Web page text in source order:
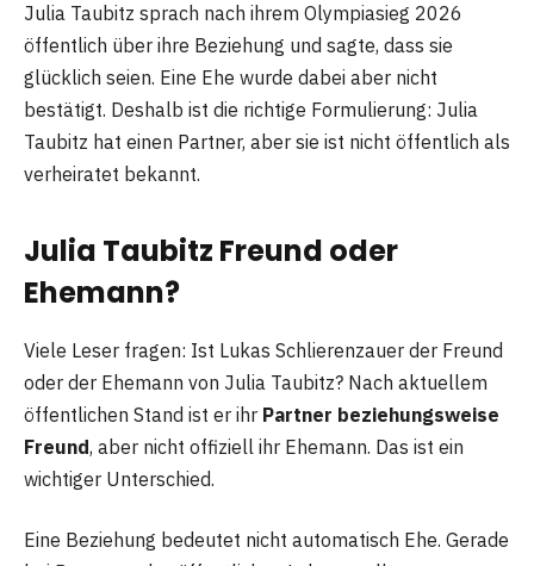
Julia Taubitz sprach nach ihrem Olympiasieg 2026
öffentlich über ihre Beziehung und sagte, dass sie
glücklich seien. Eine Ehe wurde dabei aber nicht
bestätigt. Deshalb ist die richtige Formulierung: Julia
Taubitz hat einen Partner, aber sie ist nicht öffentlich als
verheiratet bekannt.
Julia Taubitz Freund oder
Ehemann?
Viele Leser fragen: Ist Lukas Schlierenzauer der Freund
oder der Ehemann von Julia Taubitz? Nach aktuellem
öffentlichen Stand ist er ihr Partner beziehungsweise
Freund, aber nicht offiziell ihr Ehemann. Das ist ein
wichtiger Unterschied.
Eine Beziehung bedeutet nicht automatisch Ehe. Gerade